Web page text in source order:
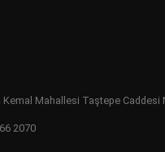
Mahallesi Taştepe Caddesi
2070